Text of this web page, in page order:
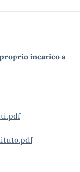
incarico a